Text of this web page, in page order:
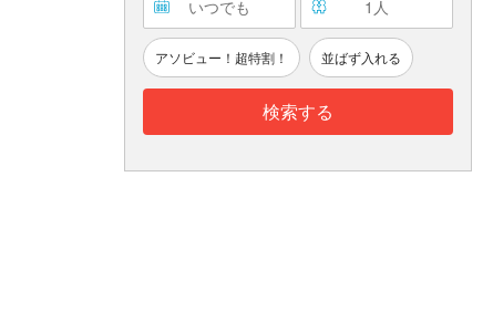
いつでも 1 人
アソビュー！超特割！ 並ばず入れる
検索する